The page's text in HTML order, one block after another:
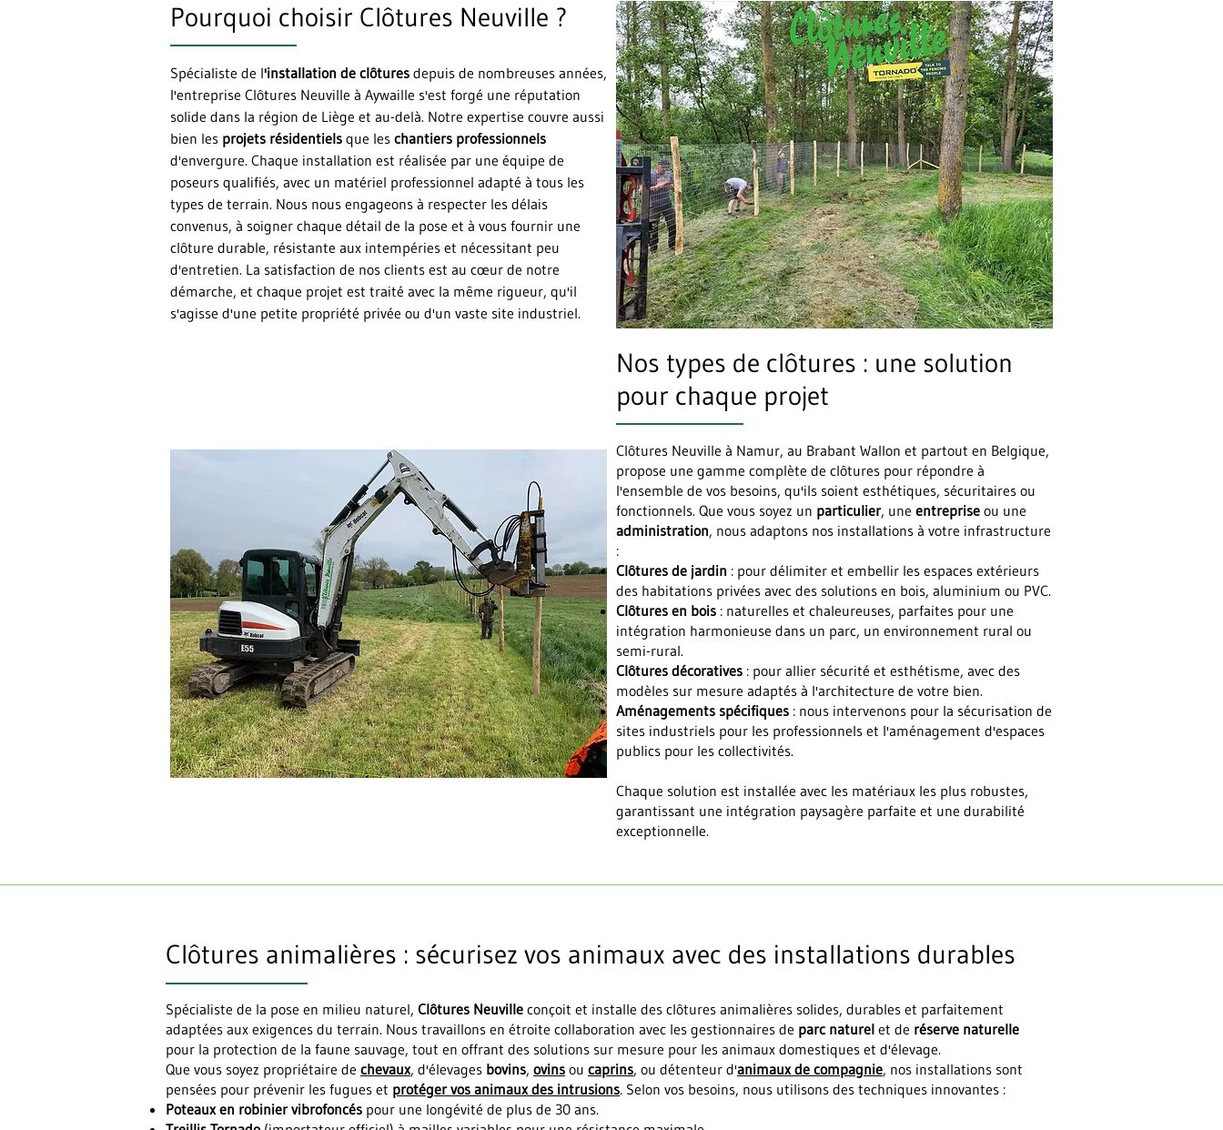
Pourquoi choisir Clôtures Neuville ?
Spécialiste de l'installation de clôtures depuis de nombreuses années,
l'entreprise Clôtures Neuville à Aywaille s'est forgé une réputation
solide dans la région de Liège et au-delà. Notre expertise couvre aussi
bien les projets résidentiels que les chantiers professionnels
d'envergure. Chaque installation est réalisée par une équipe de
poseurs qualifiés, avec un matériel professionnel adapté à tous les
types de terrain. Nous nous engageons à respecter les délais
convenus, à soigner chaque détail de la pose et à vous fournir une
clôture durable, résistante aux intempéries et nécessitant peu
d'entretien. La satisfaction de nos clients est au cœur de notre
démarche, et chaque projet est traité avec la même rigueur, qu'il
s'agisse d'une petite propriété privée ou d'un vaste site industriel.
Nos types de clôtures : une solution
pour chaque projet
Clôtures Neuville à Namur, au Brabant Wallon et partout en Belgique,
propose une gamme complète de clôtures pour répondre à
l'ensemble de vos besoins, qu'ils soient esthétiques, sécuritaires ou
fonctionnels. Que vous soyez un particulier, une entreprise ou une
administration, nous adaptons nos installations à votre infrastructure
:
Clôtures de jardin : pour délimiter et embellir les espaces extérieurs
des habitations privées avec des solutions en bois, aluminium ou PVC.
Clôtures en bois : naturelles et chaleureuses, parfaites pour une
intégration harmonieuse dans un parc, un environnement rural ou
semi-rural.
Clôtures décoratives : pour allier sécurité et esthétisme, avec des
modèles sur mesure adaptés à l'architecture de votre bien.
Aménagements spécifiques : nous intervenons pour la sécurisation de
sites industriels pour les professionnels et l'aménagement d'espaces
publics pour les collectivités.
Chaque solution est installée avec les matériaux les plus robustes,
garantissant une intégration paysagère parfaite et une durabilité
exceptionnelle.
Clôtures animalières : sécurisez vos animaux avec des installations durables
Spécialiste de la pose en milieu naturel, Clôtures Neuville conçoit et installe des clôtures animalières solides, durables et parfaitement
adaptées aux exigences du terrain. Nous travaillons en étroite collaboration avec les gestionnaires de parc naturel et de réserve naturelle
pour la protection de la faune sauvage, tout en offrant des solutions sur mesure pour les animaux domestiques et d'élevage.
Que vous soyez propriétaire de chevaux, d'élevages bovins, ovins ou caprins, ou détenteur d'animaux de compagnie, nos installations sont
pensées pour prévenir les fugues et protéger vos animaux des intrusions. Selon vos besoins, nous utilisons des techniques innovantes :
Poteaux en robinier vibrofoncés pour une longévité de plus de 30 ans.